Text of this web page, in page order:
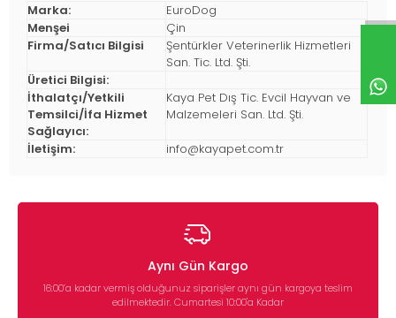
Marka:
EuroDog
Menşei
Çin
Firma/Satıcı Bilgisi
Şentürkler Veterinerlik Hizmetleri
San. Tic. Ltd. Şti.
Üretici Bilgisi:
İthalatçı/Yetkili
Temsilci/İfa Hizmet
Sağlayıcı:
Kaya Pet Dış Tic. Evcil Hayvan ve
Malzemeleri San. Ltd. Şti.
İletişim: info@kayapet.com.tr
Aynı Gün Kargo
16:00’a kadar vermiş olduğunuz siparişler aynı gün kargoya teslim
edilmektedir. Cumartesi 10:00'a Kadar